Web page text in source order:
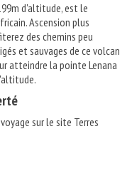
d'altitude, est le
Ascension plus
des chemins peu
et sauvages de ce volcan
atteindre la pointe Lenana
sur le site Terres